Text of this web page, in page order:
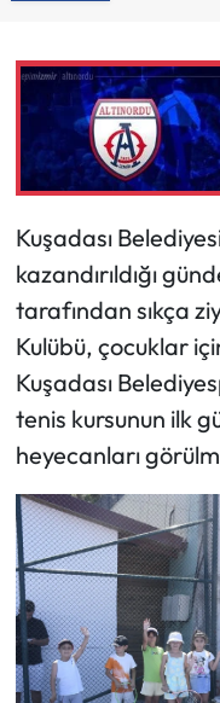
Kuşadası
kazandırıldığı
tarafından sıkça
Kulübü, çocuklar
Kuşadası
tenis kursunun ilk
heyecanları